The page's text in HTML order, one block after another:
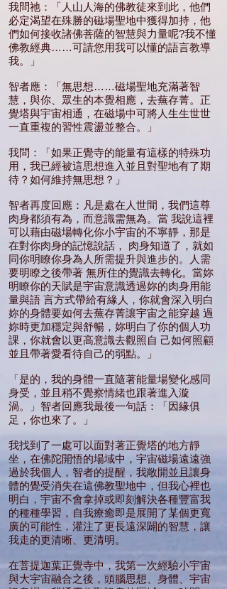
我問祂：「人山人海的佛教徒來到此，他們
必定渴望在殊勝的磁場聖地中獲得加持，他
們如何接收諸佛菩薩的智慧與力量呢?我不懂
佛教經典……可請您用我可以懂的語言教導
我。」
智者應：「無思想……磁場聖地充滿著智
慧，與你、眾生的本覺相應，去蕪存菁。正
覺塔與宇宙相通，在磁場中可將人生生世世
一直重複的習性震盪並整合。」
我問：「如果正覺寺的能量有這樣的特殊功
用，我已經被這思想進入並且對聖地有了期
待？如何維持無思想？」
智者再度回應：凡是處在人世間，我們這尊
肉身都須有為，而意識需無為。當 我說這裡
可以藉由磁場轉化你小宇宙的不寧靜，那是
在對你肉身的記憶說話， 肉身知道了，就如
同你明瞭你身為人所需提升與進步的。人需
要明瞭之後帶著 無所住的覺識去轉化。當妳
明瞭你的天賦是宇宙意識透過妳的肉身用能
量與語 言方式帶給有緣人，你就會深入明白
妳的身體要如何去蕪存菁讓宇宙之能穿越 過
妳時更加穩定與舒暢，妳明白了你的個人功
課，你就會以更高意識去觀照自 己如何照顧
並且帶著愛看待自己的弱點。」
「是的，我的身體一直隨著能量場變化感同
身受，並且稍不覺察情緒也跟著進入漩
渦。」智者回應我最後一句話：「因緣俱
足，你也來了。」
我找到了一處可以面對著正覺塔的地方靜
坐，在佛陀開悟的場域中，宇宙磁場遠遠強
過於我個人，智者的提醒，我敞開並且讓身
體的覺受消失在這佛教聖地中，但我心裡也
明白，宇宙不會拿掉或即刻解決各種豐富我
的種種學習，自我療癒即是展開了某個更寬
廣的可能性，灌注了更長遠深闢的智慧，讓
我走的更清晰、更清明。
在菩提迦葉正覺寺中，我第一次經驗小宇宙
與大宇宙融合之後，頭腦思想、身體、宇宙